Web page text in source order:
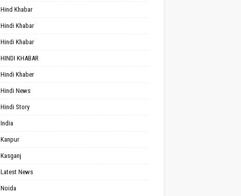
Hind Khabar
Hindi Khabar
Hindi Khabar
HINDI KHABAR
Hindi Khaber
Hindi News
Hindi Story
India
Kanpur
Kasganj
Latest News
Noida